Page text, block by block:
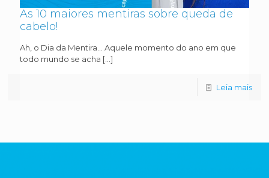
As 10 maiores mentiras sobre queda de
cabelo!
Ah, o Dia da Mentira… Aquele momento do ano em que
todo mundo se acha […]
Leia mais